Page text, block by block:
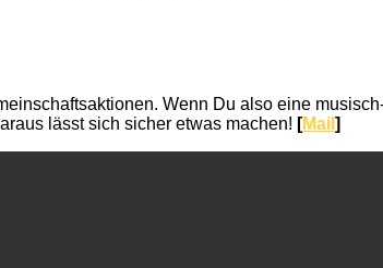
Wenn Du also eine
lässt sich sicher etwas machen! [Mail ]